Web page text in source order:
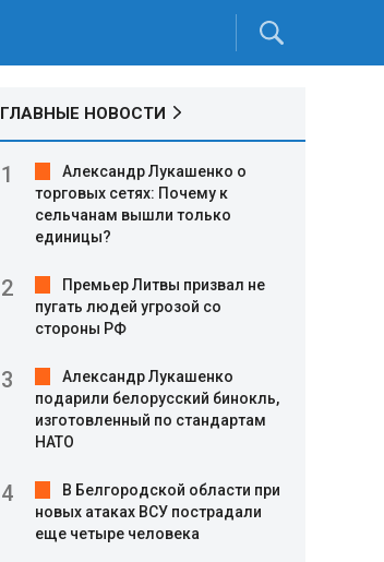
ГЛАВНЫЕ НОВОСТИ
Александр Лукашенко о
торговых сетях: Почему к
сельчанам вышли только
единицы?
Премьер Литвы призвал не
пугать людей угрозой со
стороны РФ
Александр Лукашенко
подарили белорусский бинокль,
изготовленный по стандартам
НАТО
В Белгородской области при
новых атаках ВСУ пострадали
еще четыре человека